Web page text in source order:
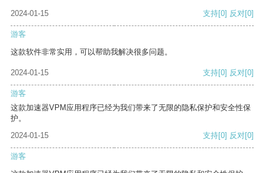
2024-01-15 支持[0] 反对[0]
游客
这款软件非常实用，可以帮助我解决很多问题。
2024-01-15 支持[0] 反对[0]
游客
这款加速器VPM应用程序已经为我们带来了无限的隐私保护和安全性保
护。
2024-01-15
支持[0] 反对[0]
游客